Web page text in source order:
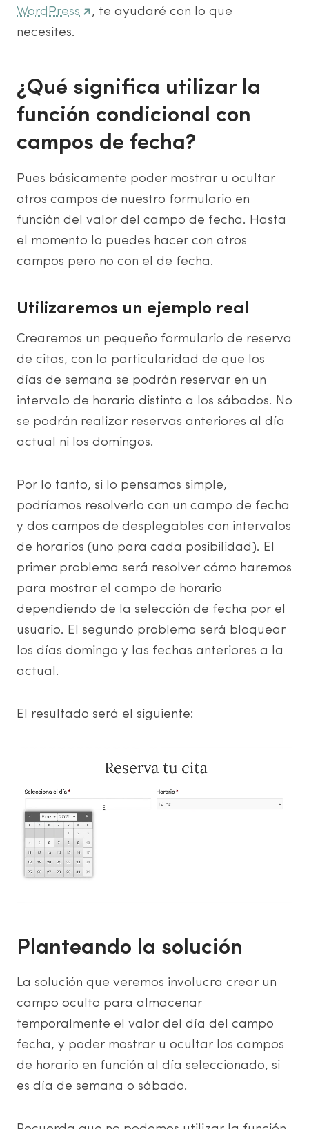
WordPress
, te ayudaré con lo que
necesites.
¿Qué significa utilizar la
función condicional con
campos de fecha?
Pues básicamente poder mostrar u ocultar
otros campos de nuestro formulario en
función del valor del campo de fecha. Hasta
el momento lo puedes hacer con otros
campos pero no con el de fecha.
Utilizaremos un ejemplo real
Crearemos un pequeño formulario de reserva
de citas, con la particularidad de que los
días de semana se podrán reservar en un
intervalo de horario distinto a los sábados. No
se podrán realizar reservas anteriores al día
actual ni los domingos.
Por lo tanto, si lo pensamos simple,
podríamos resolverlo con un campo de fecha
y dos campos de desplegables con intervalos
de horarios (uno para cada posibilidad). El
primer problema será resolver cómo haremos
para mostrar el campo de horario
dependiendo de la selección de fecha por el
usuario. El segundo problema será bloquear
los días domingo y las fechas anteriores a la
actual.
El resultado será el siguiente:
Planteando la solución
La solución que veremos involucra crear un
campo oculto para almacenar
temporalmente el valor del día del campo
fecha, y poder mostrar u ocultar los campos
de horario en función al día seleccionado, si
es día de semana o sábado.